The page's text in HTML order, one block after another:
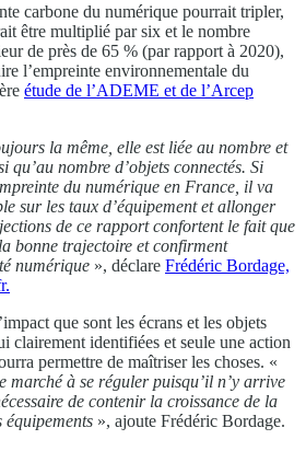
carbone du numérique pourrait tripler,
être multiplié par six et le nombre
de près de 65 % (par rapport à 2020),
l’empreinte environnementale du
étude de l’ADEME et de l’Arcep
la même, elle est liée au nombre et
qu’au nombre d’objets connectés. Si
du numérique en France, il va
sur les taux d’équipement et allonger
de ce rapport confortent le fait que
bonne trajectoire et confirment
numérique », déclare Frédéric Bordage,
que sont les écrans et les objets
clairement identifiées et seule une action
permettre de maîtriser les choses. «
marché à se réguler puisqu’il n’y arrive
de contenir la croissance de la
équipements », ajoute Frédéric Bordage.